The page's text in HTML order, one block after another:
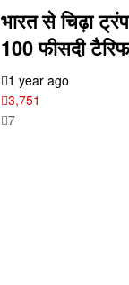
भारत से चिढ़ा
100 फीसदी
1 year ago
3,751
7